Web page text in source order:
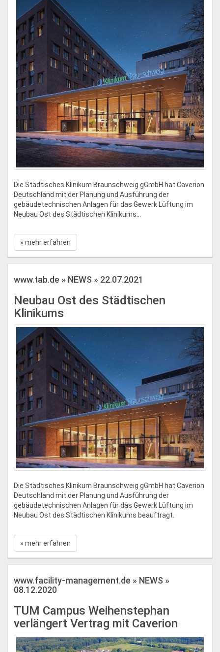
Die Städtisches Klinikum Braunschweig gGmbH hat Caverion
Deutschland mit der Planung und Ausführung der
gebäudetechnischen Anlagen für das Gewerk Lüftung im
Neubau Ost des Städtischen Klinikums...
» mehr erfahren
www.tab.de » NEWS » 22.07.2021
Neubau Ost des Städtischen
Klinikums
Die Städtisches Klinikum Braunschweig gGmbH hat Caverion
Deutschland mit der Planung und Ausführung der
gebäudetechnischen Anlagen für das Gewerk Lüftung im
Neubau Ost des Städtischen Klinikums beauftragt.
» mehr erfahren
www.facility-management.de » NEWS »
08.12.2020
TUM Campus Weihenstephan
verlängert Vertrag mit Caverion